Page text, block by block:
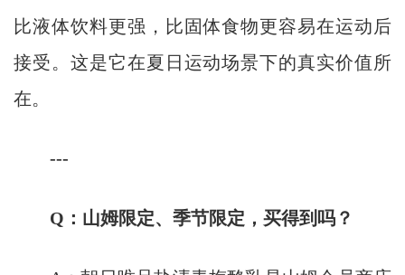
比液体饮料更强，比固体食物更容易在运动后
接受。这是它在夏日运动场景下的真实价值所
在。
---
Q：山姆限定、季节限定，买得到吗？